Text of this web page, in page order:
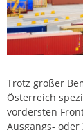
Trotz großer
Österreich
vordersten
Ausgangs-